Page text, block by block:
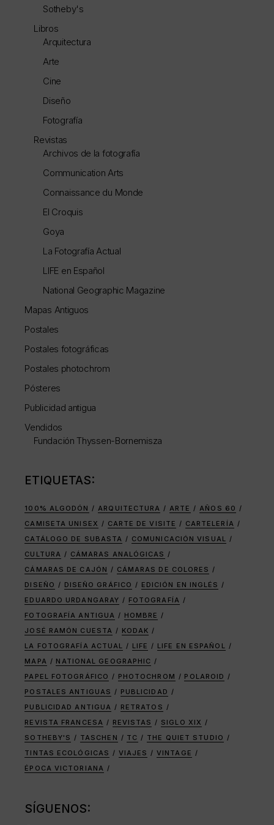
Sotheby's
Libros
Arquitectura
Arte
Cine
Diseño
Fotografía
Revistas
Archivos de la fotografía
Communication Arts
Connaissance du Monde
El Croquis
Goya
La Fotografía Actual
LIFE en Español
National Geographic Magazine
Mapas Antiguos
Postales
Postales fotográficas
Postales photochrom
Pósteres
Publicidad antigua
Vendidos
Fundación Thyssen-Bornemisza
ETIQUETAS:
100% ALGODÓN ARQUITECTURA ARTE
AÑOS 60
CAMISETA UNISEX
CARTE DE VISITE
CARTELERÍA
CATÁLOGO DE SUBASTA
COMUNICACIÓN VISUAL
CULTURA
CÁMARAS ANALÓGICAS
CÁMARAS DE CAJÓN
CÁMARAS DE COLORES
DISEÑO
DISEÑO GRÁFICO
EDICIÓN EN INGLÉS
EDUARDO URDANGARAY
FOTOGRAFÍA
FOTOGRAFÍA ANTIGUA
HOMBRE
JOSÉ RAMÓN CUESTA
KODAK
LA FOTOGRAFÍA ACTUAL
LIFE
LIFE EN ESPAÑOL
MAPA
NATIONAL GEOGRAPHIC
PAPEL FOTOGRÁFICO
PHOTOCHROM
POLAROID
POSTALES ANTIGUAS
PUBLICIDAD
PUBLICIDAD ANTIGUA
RETRATOS
REVISTA FRANCESA
REVISTAS
SIGLO XIX
SOTHEBY'S
TASCHEN TC
THE QUIET STUDIO
TINTAS ECOLÓGICAS
VIAJES
VINTAGE
ÉPOCA VICTORIANA
SÍGUENOS: